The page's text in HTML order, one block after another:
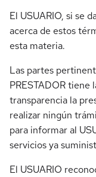
El USUARIO, si se
acerca de estos
esta materia.
Las partes
PRESTADOR tiene
transparencia la
realizar ningún
para informar al
servicios ya
El USUARIO